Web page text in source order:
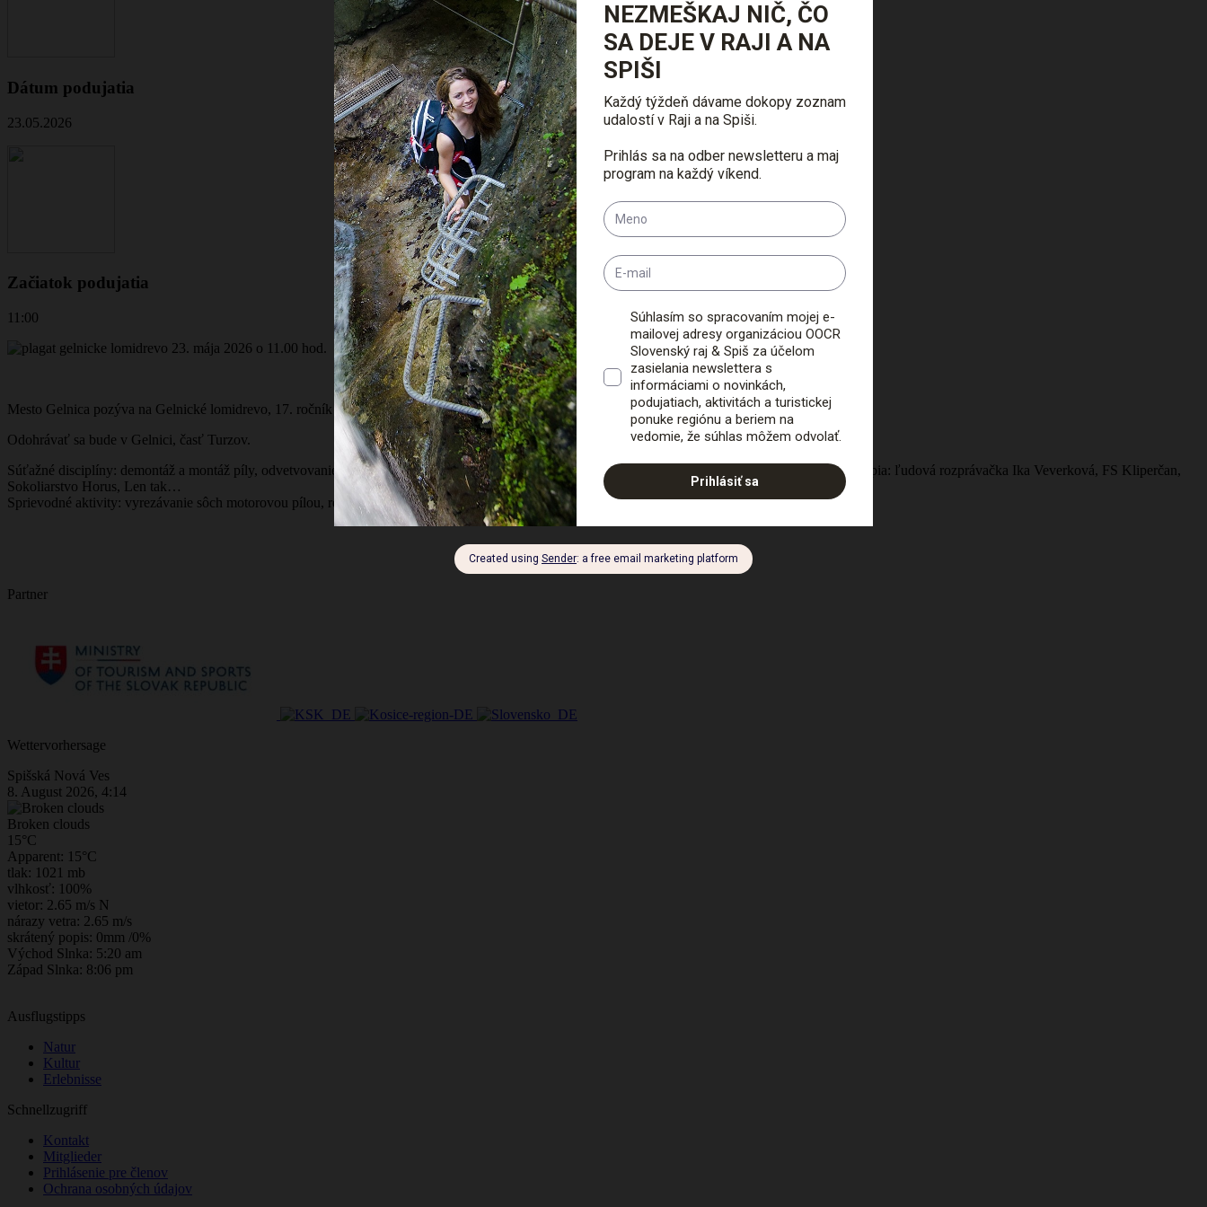
Dátum podujatia
23.05.2026
Začiatok podujatia
11:00
Mesto Gelnica pozýva na Gelnické lomidrevo, 17. ročník súťaže piliarov, ktorý sa kvôli počasiu presunul na
23. mája 2026 o 11.00 hod.
Odohrávať sa bude v Gelnici, časť Turzov.
Súťažné disciplíny: demontáž a montáž píly, odvetvovanie, rezanie na čas, štiepanie dreva, spúšťanie dreva na terč, rezanie metrovice. V programe vystúpia: ľudová rozprávačka Ika Veverková, FS Kliperčan,
Sokoliarstvo Horus, Len tak…
Sprievodné aktivity: vyrezávanie sôch motorovou pílou, remeselné stánky, Štôlňa Jozef, Banský skanzen, fotostena.
Partner
Wettervorhersage
Spišská Nová Ves
8. August 2026, 4:14
Broken clouds
15°C
Apparent: 15°C
tlak: 1021 mb
vlhkosť: 100%
vietor: 2.65 m/s N
nárazy vetra: 2.65 m/s
skrátený popis: 0mm /0%
Východ Slnka: 5:20 am
Západ Slnka: 8:06 pm
Ausflugstipps
Natur
Kultur
Erlebnisse
Schnellzugriff
Kontakt
Mitglieder
Prihlásenie pre členov
Ochrana osobných údajov